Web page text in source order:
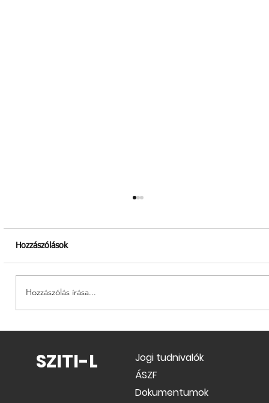
ÁSZF módosulás 2026.04.01-től
Hozzászólások
Hozzászólás írása...
SZITI-L
Dokumentumok
ÁSZF
Jogi tudnivalók